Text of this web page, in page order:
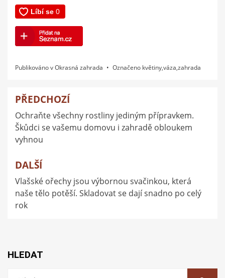
Publikováno vOkrasná zahrada Označeno květiny,váza,zahrada
Navigace
pro
příspěvek
PŘEDCHOZÍ
Ochraňte všechny rostliny jediným přípravkem.
Škůdci se vašemu domovu i zahradě obloukem
vyhnou
DALŠÍ
Vlašské ořechy jsou výbornou svačinkou, která
naše tělo potěší. Skladovat se dají snadno po celý
rok
HLEDAT